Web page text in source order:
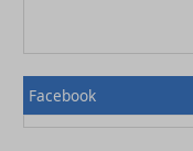
Palisade
PaperCut
PDFlib
Facebook